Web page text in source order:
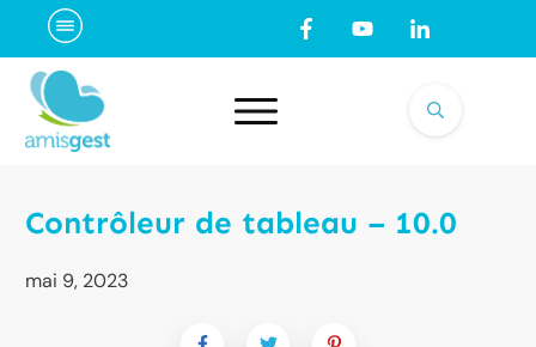
Contrôleur de tableau – 10.0
mai 9, 2023